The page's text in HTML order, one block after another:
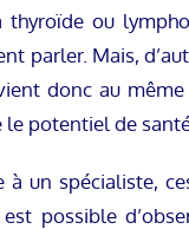
ou
parler. Mais,
donc au
le potentiel de
à un spécialiste,
possible